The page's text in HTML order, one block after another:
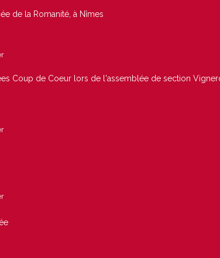
de la Romanité, à Nîmes
Coup de Coeur lors de l'assemblée de section